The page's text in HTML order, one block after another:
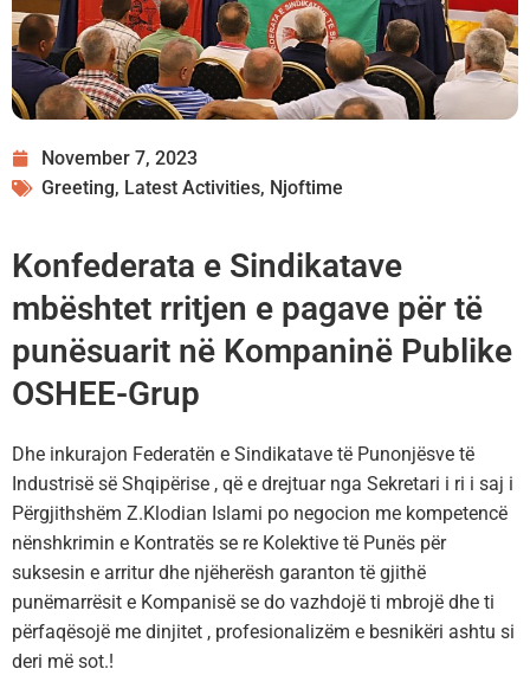
November 7, 2023
Greeting, Latest Activities, Njoftime
Konfederata e Sindikatave
mbështet rritjen e pagave për të
punësuarit në Kompaninë Publike
OSHEE-Grup
Dhe inkurajon Federatën e Sindikatave të Punonjësve të
Industrisë së Shqipërise , që e drejtuar nga Sekretari i ri i saj i
Përgjithshëm Z.Klodian Islami po negocion me kompetencë
nënshkrimin e Kontratës se re Kolektive të Punës për
suksesin e arritur dhe njëherësh garanton të gjithë
punëmarrësit e Kompanisë se do vazhdojë ti mbrojë dhe ti
përfaqësojë me dinjitet , profesionalizëm e besnikëri ashtu si
deri më sot.!